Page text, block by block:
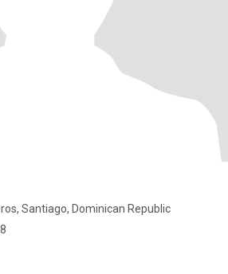
Santiago, Dominican Republic